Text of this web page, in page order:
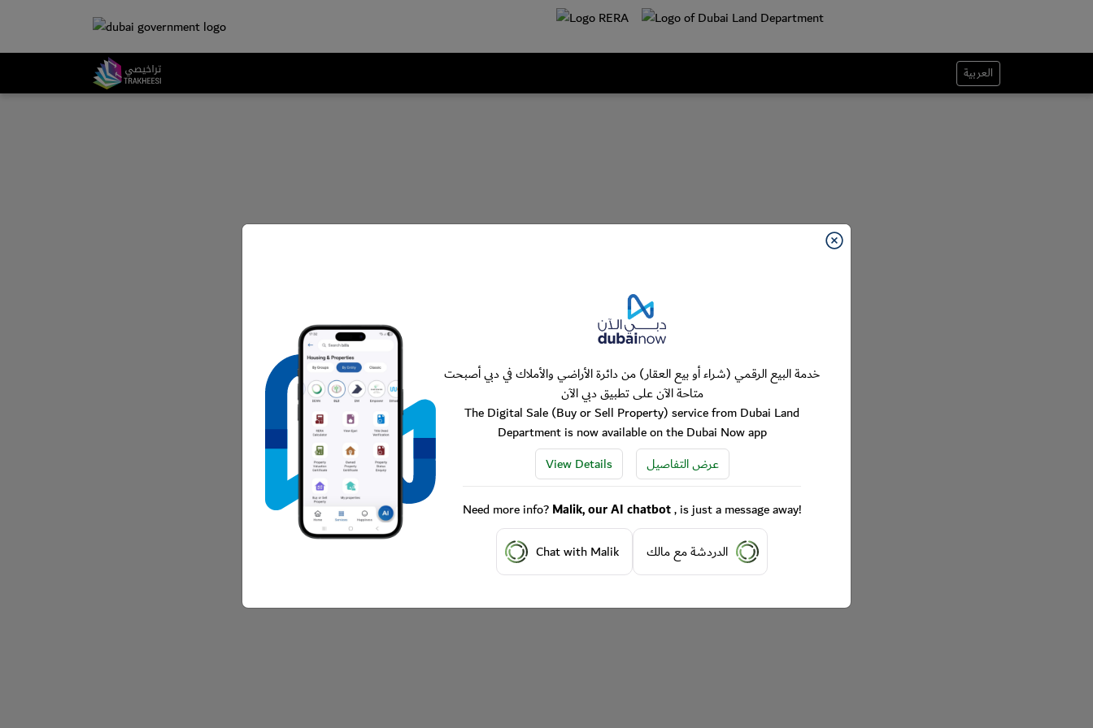
العربية
خدمة البيع الرقمي (شراء أو بيع العقار) من دائرة الأراضي والأملاك في دبي أصبحت
متاحة الآن على تطبيق دبي الآن
The Digital Sale (Buy or Sell Property) service from Dubai Land
Department is now available on the Dubai Now app
View Details
عرض التفاصيل
Need more info?Malik, our AI chatbot, is just a message away!
Chat with Malik
الدردشة مع مالك